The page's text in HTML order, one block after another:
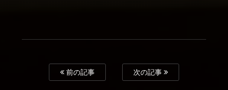
前の記事 次の記事